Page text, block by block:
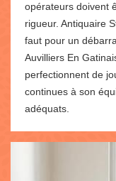
opérateurs doivent
rigueur. Antiquaire
faut pour un
Auvilliers En
perfectionnent de
continues à son
adéquats.